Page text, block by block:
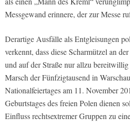
Messgewand erinnere, der zur Messe
Derartige Ausfälle als Entgleisungen
verkennt, dass diese Scharmützel an
und auf der Straße nur allzu
Marsch der Fünfzigtausend in
Nationalfeiertages am 11. November
Geburtstages des freien Polen dienen
Einfluss rechtsextremer Gruppen zu